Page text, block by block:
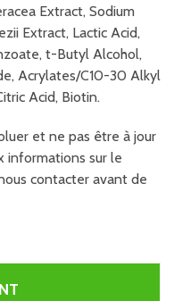
Extract, Sodium
Extract, Lactic Acid,
t-Butyl Alcohol,
Acrylates/C10-30 Alkyl
Acid, Biotin.
et ne pas être à jour
informations sur le
contacter avant de